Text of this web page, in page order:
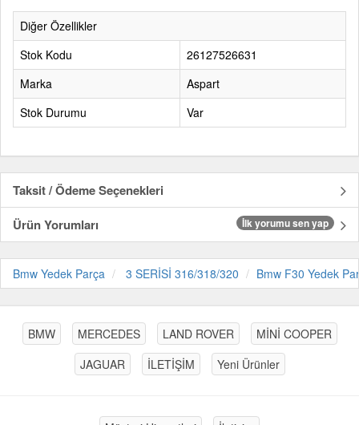
Diğer Özellikler
Stok Kodu
26127526631
Marka
Aspart
Stok Durumu
Var
Taksit / Ödeme Seçenekleri
Ürün Yorumları
İlk yorumu sen yap
Bmw Yedek Parça 3 SERİSİ 316/318/320 Bmw F30 Yedek
BMW MERCEDES LAND ROVER
MİNİ COOPER
JAGUAR
İLETİŞİM Yeni Ürünler